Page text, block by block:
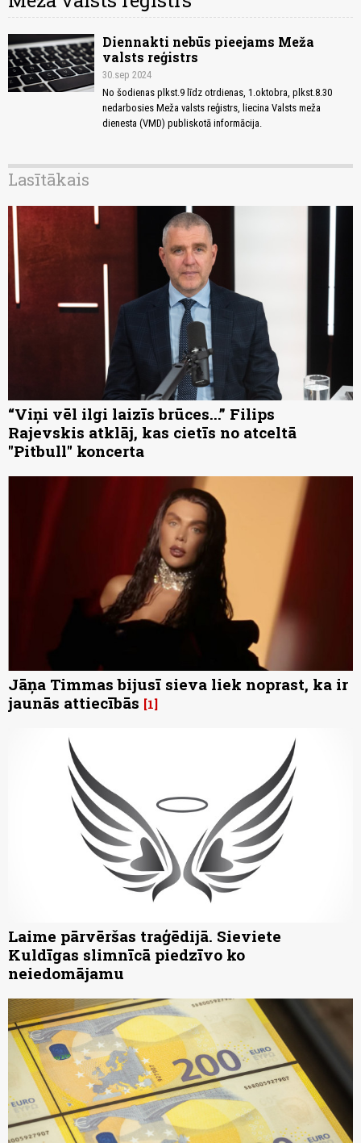
Diennakti nebūs pieejams Meža
valsts reģistrs
30.sep 2024
No šodienas plkst.9 līdz otrdienas, 1.oktobra, plkst.8.30
nedarbosies Meža valsts reģistrs, liecina Valsts meža
dienesta (VMD) publiskotā informācija.
Lasītākais
“Viņi vēl ilgi laizīs brūces...” Filips
Rajevskis atklāj, kas cietīs no atceltā
"Pitbull" koncerta
Jāņa Timmas bijusī sieva liek noprast, ka ir
jaunās attiecībās 1
Laime pārvēršas traģēdijā. Sieviete
Kuldīgas slimnīcā piedzīvo ko
neiedomājamu